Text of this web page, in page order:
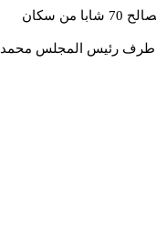
نظم المجلس الأعلى للشباب امس الاثنين تكوينا بمباني بلدية دار النعيم لصالح 70 شابا من سكان
من طرف رئيس المجلس محمد